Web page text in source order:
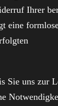
Ihrer
eine
Sie uns zur